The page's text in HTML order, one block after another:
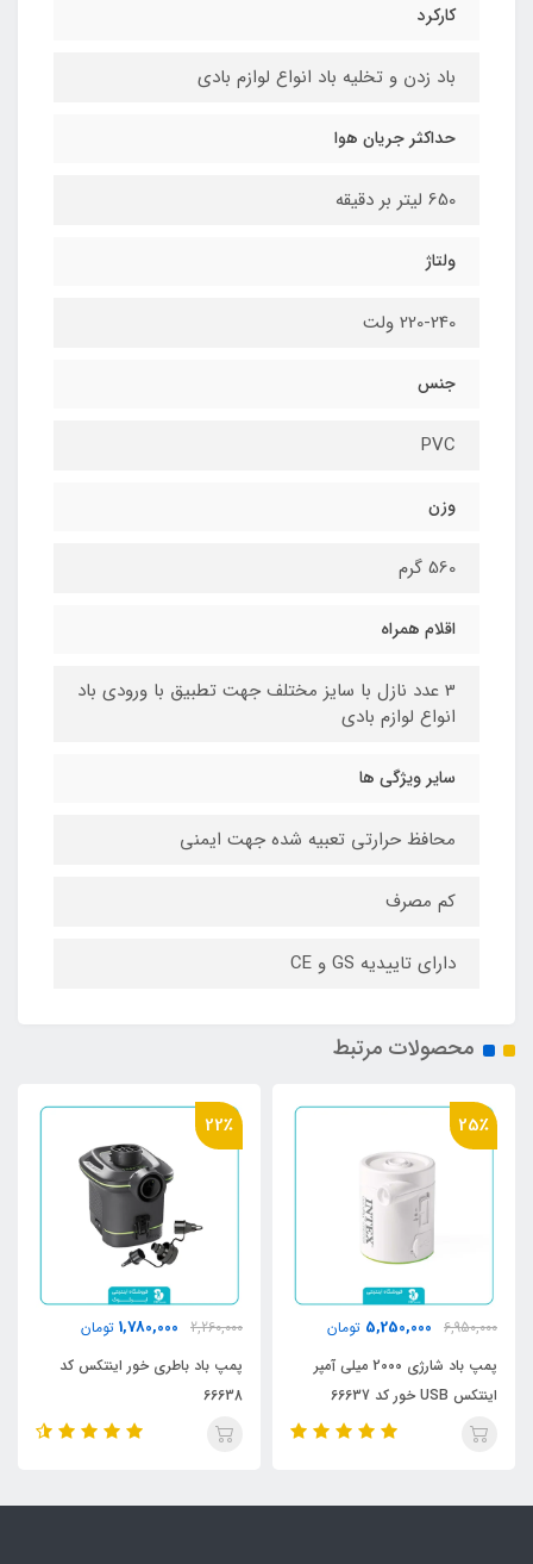
کارکرد
باد زدن و تخلیه باد انواع لوازم بادی
حداکثر جریان هوا
650 لیتر بر دقیقه
ولتاژ
220-240 ولت
جنس
PVC
وزن
560 گرم
اقلام همراه
3 عدد نازل با سایز مختلف جهت تطبیق با ورودی باد
انواع لوازم بادی
سایر ویژگی ها
محافظ حرارتی تعبیه شده جهت ایمنی
کم مصرف
دارای تاییدیه GS و CE
محصولات مرتبط
25٪
6,950,000
5,250,000 تومان
پمپ باد شارژی 2000 میلی آمپر
اینتکس USB خور کد 66637
22٪
2,260,000
1,780,000 تومان
پمپ باد باطری خور اینتکس کد
66638